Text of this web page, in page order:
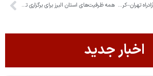
آماده‌سازی ۱۳ پارکینگ در آزادراه تهران–کرج–قزوین برای مدیریت تردد زائران همه ظرفیت‌های استان البرز برای برگزاری تشییع امام شهید بسیج شود
اخبار جدید